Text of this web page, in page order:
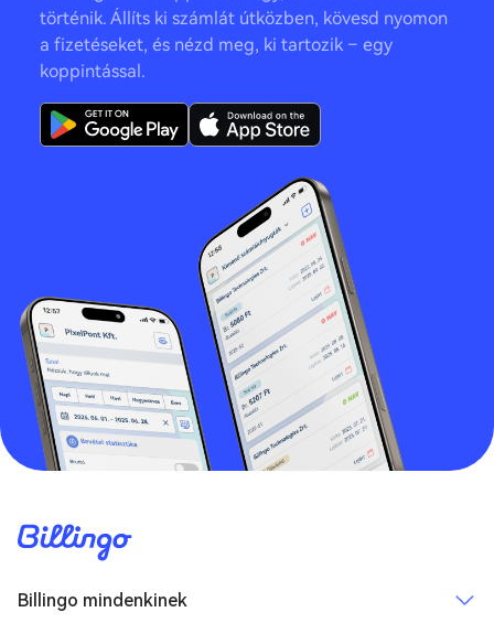
történik. Állíts ki számlát útközben, kövesd nyomon
a fizetéseket, és nézd meg, ki tartozik – egy
koppintással.
Billingo mindenkinek